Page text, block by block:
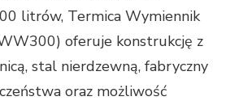
litrów, Termica Wymiennik
oferuje konstrukcję z
stal nierdzewną, fabryczny
oraz możliwość